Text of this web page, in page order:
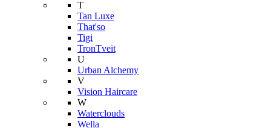
T
Tan Luxe
That'so
Tigi
TronTveit
U
Urban Alchemy
V
Vision Haircare
W
Waterclouds
Wella